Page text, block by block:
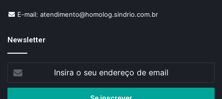
E-mail: atendimento@homolog.sindrio.com.br
Newsletter
seu